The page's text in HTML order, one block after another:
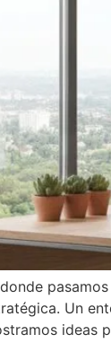
Un
ideas